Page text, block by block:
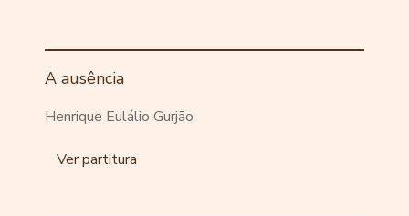
A ausência
Henrique Eulálio Gurjão
Ver partitura